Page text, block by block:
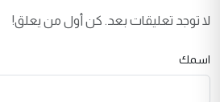
لا توجد تعليقات بعد. كن أول من يعلق!
اسمك